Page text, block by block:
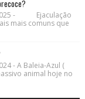
2025 - Ejaculação
mais comuns que
- A Baleia-Azul (
animal hoje no